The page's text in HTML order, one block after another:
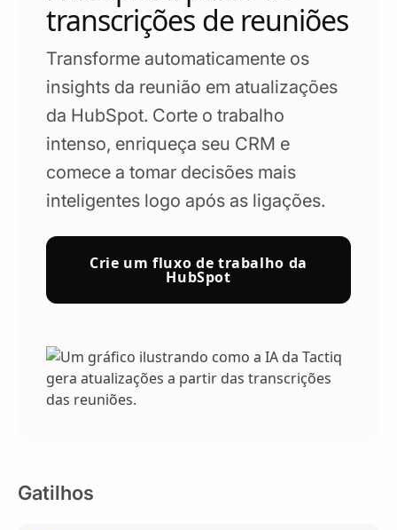
transcrições de reuniões
Transforme automaticamente os
insights da reunião em atualizações
da HubSpot. Corte o trabalho
intenso, enriqueça seu CRM e
comece a tomar decisões mais
inteligentes logo após as ligações.
Crie um fluxo de trabalho da
HubSpot
Gatilhos